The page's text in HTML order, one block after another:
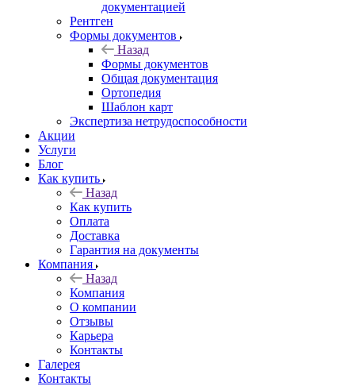
документацией
Рентген
Формы документов
Назад
Формы документов
Общая документация
Ортопедия
Шаблон карт
Экспертиза нетрудоспособности
Акции
Услуги
Блог
Как купить
Назад
Как купить
Оплата
Доставка
Гарантия на документы
Компания
Назад
Компания
О компании
Отзывы
Карьера
Контакты
Галерея
Контакты